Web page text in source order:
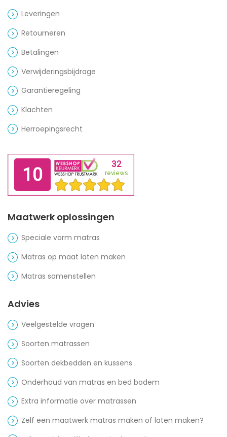
Leveringen
Retourneren
Betalingen
Verwijderingsbijdrage
Garantieregeling
Klachten
Herroepingsrecht
Maatwerk oplossingen
Speciale vorm matras
Matras op maat laten maken
Matras samenstellen
Advies
Veelgestelde vragen
Soorten matrassen
Soorten dekbedden en kussens
Onderhoud van matras en bed bodem
Extra informatie over matrassen
Zelf een maatwerk matras maken of laten maken?